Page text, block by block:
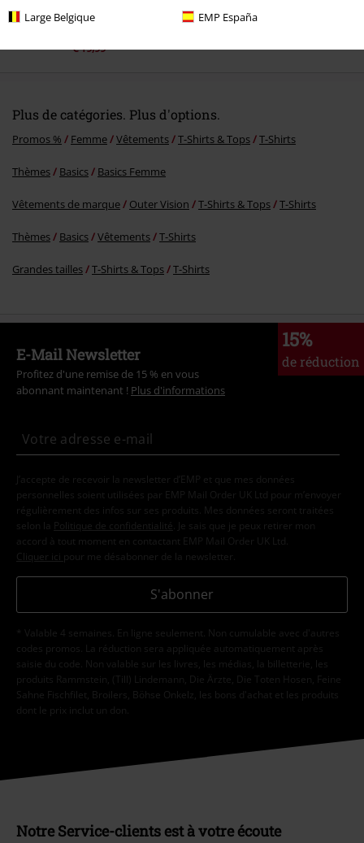
Large Belgique EMP España
€ 19,99
Plus de catégories. Plus d'options.
Promos % Femme Vêtements T-Shirts & Tops T-Shirts
Thèmes Basics Basics Femme
Vêtements de marque Outer Vision T-Shirts & Tops T-Shirts
Thèmes Basics Vêtements T-Shirts
Grandes tailles T-Shirts & Tops T-Shirts
15%
de réduction
E-Mail Newsletter
Profitez d'une remise de 15 % en vous
abonnant maintenant ! Plus d'informations
J’accepte de recevoir la newsletter d’EMP et que mes données
personnelles soient utilisées par EMP Mail Order UK Ltd pour m’envoyer
régulièrement des infos sur ses produits. Mes données seront traitées
selon la
Politique de confidentialité . Je sais que je peux retirer mon
accord à tout moment en contactant EMP Mail Order UK Ltd.
Cliquer ici pour me désabonner de la newsletter.
S'abonner
* Valable 4 semaines. En ligne seulement. Non cumulable avec d'autres
codes promos. La réduction sera appliquée automatiquement après
saisie du code. Non valable sur les livres, les médias, la billetterie, les
produits Rammstein, (Till) Lindemann, Die Ärzte, Die Toten Hosen, Feine
Sahne Fischfilet, Broilers, Böhse Onkelz, les bons d'achat et les produits
dont le prix inclut un don.
Notre Service-clients est à votre écoute